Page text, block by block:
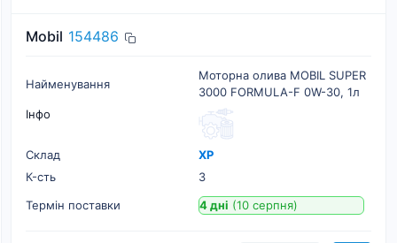
Mobil 154486
Найменування
Моторна олива MOBIL SUPER
3000 FORMULA-F 0W-30, 1л
Інфо
Склад
ХР
К-cть
3
Термін поставки
4 дні (10 серпня)